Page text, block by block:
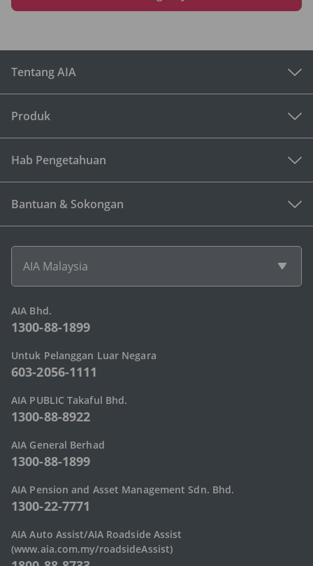
Tentang AIA
Produk
Hab Pengetahuan
Bantuan & Sokongan
AIA Malaysia
AIA Bhd.
1300-88-1899
Untuk Pelanggan Luar Negara
603-2056-1111
AIA PUBLIC Takaful Bhd.
1300-88-8922
AIA General Berhad
1300-88-1899
AIA Pension and Asset Management Sdn. Bhd.
1300-22-7771
AIA Auto Assist/AIA Roadside Assist
(www.aia.com.my/roadsideAssist)